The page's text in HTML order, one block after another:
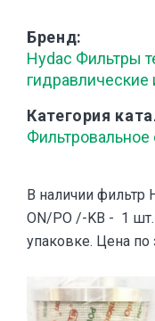
Бренд
Hydac Фильтры
Категория
В наличии фильтр
ON/PO /-KB - 1
упаковке. Цена по